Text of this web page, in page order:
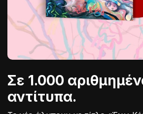
Σε 1.000
αντίτυπα.